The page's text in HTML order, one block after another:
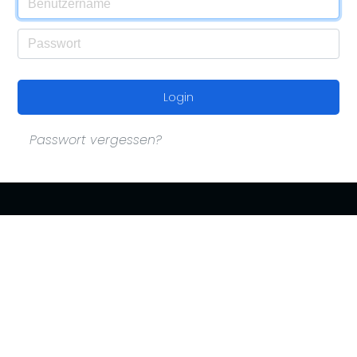
Login
Passwort vergessen?